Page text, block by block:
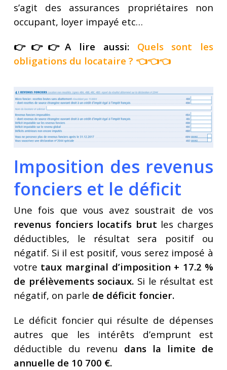
s’agit des assurances propriétaires non
occupant, loyer impayé etc…
👉👉👉A lire aussi: Quels sont les
obligations du locataire ? 👈👈👈
Imposition des revenus
fonciers et le déficit
Une fois que vous avez soustrait de vos
revenus fonciers locatifs brut les charges
déductibles, le résultat sera positif ou
négatif. Si il est positif, vous serez imposé à
votre taux marginal d’imposition + 17.2 %
de prélèvements sociaux. Si le résultat est
négatif, on parle de déficit foncier.
Le déficit foncier qui résulte de dépenses
autres que les intérêts d’emprunt est
déductible du revenu dans la limite de
annuelle de 10 700 €.